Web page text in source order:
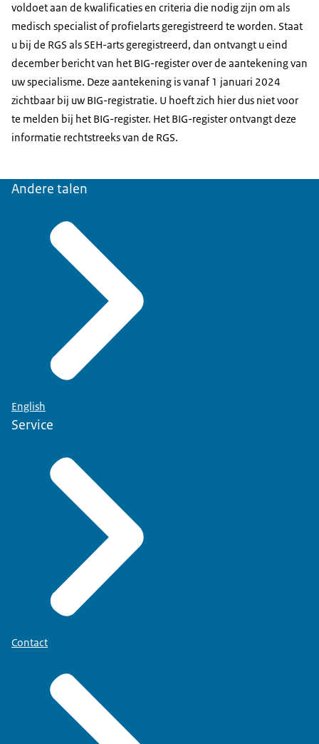
voldoet aan de kwalificaties en criteria die nodig zijn om als
medisch specialist of profielarts geregistreerd te worden. Staat
u bij de RGS als SEH-arts geregistreerd, dan ontvangt u eind
december bericht van het BIG-register over de aantekening van
uw specialisme. Deze aantekening is vanaf 1 januari 2024
zichtbaar bij uw BIG-registratie. U hoeft zich hier dus niet voor
te melden bij het BIG-register. Het BIG-register ontvangt deze
informatie rechtstreeks van de RGS.
Andere talen
English
Service
Contact